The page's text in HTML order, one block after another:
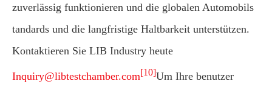
zuverlässig funktionieren und die globalen Automobils
tandards und die langfristige Haltbarkeit unterstützen.
Kontaktieren Sie LIB Industry heute
Inquiry@libtestchamber.com[10]Um Ihre benutzer